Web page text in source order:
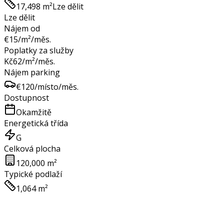
17,498 m²Lze dělit
Lze dělit
Nájem od
€15/m²/měs.
Poplatky za služby
Kč62/m²/měs.
Nájem parking
€120/místo/měs.
Dostupnost
Okamžitě
Energetická třída
G
Celková plocha
120,000 m²
Typické podlaží
1,064 m²